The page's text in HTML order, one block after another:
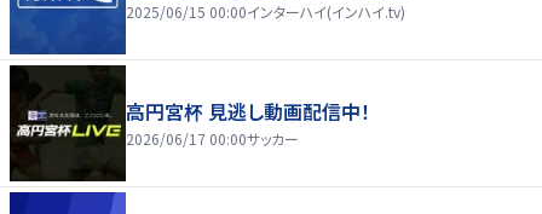
2025/06/15 00:00インターハイ(インハイ.tv)
高円宮杯 見逃し動画配信中！
2026/06/17 00:00サッカー